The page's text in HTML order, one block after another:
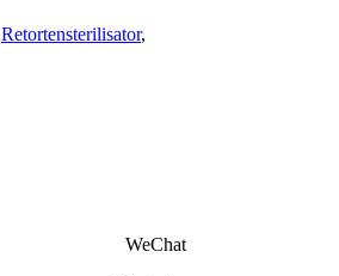
Retortensterilisator,
WeChat